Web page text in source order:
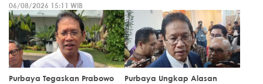
06/08/2026 15:11 WIB
Purbaya Tegaskan Prabowo
Purbaya Ungkap Alasan